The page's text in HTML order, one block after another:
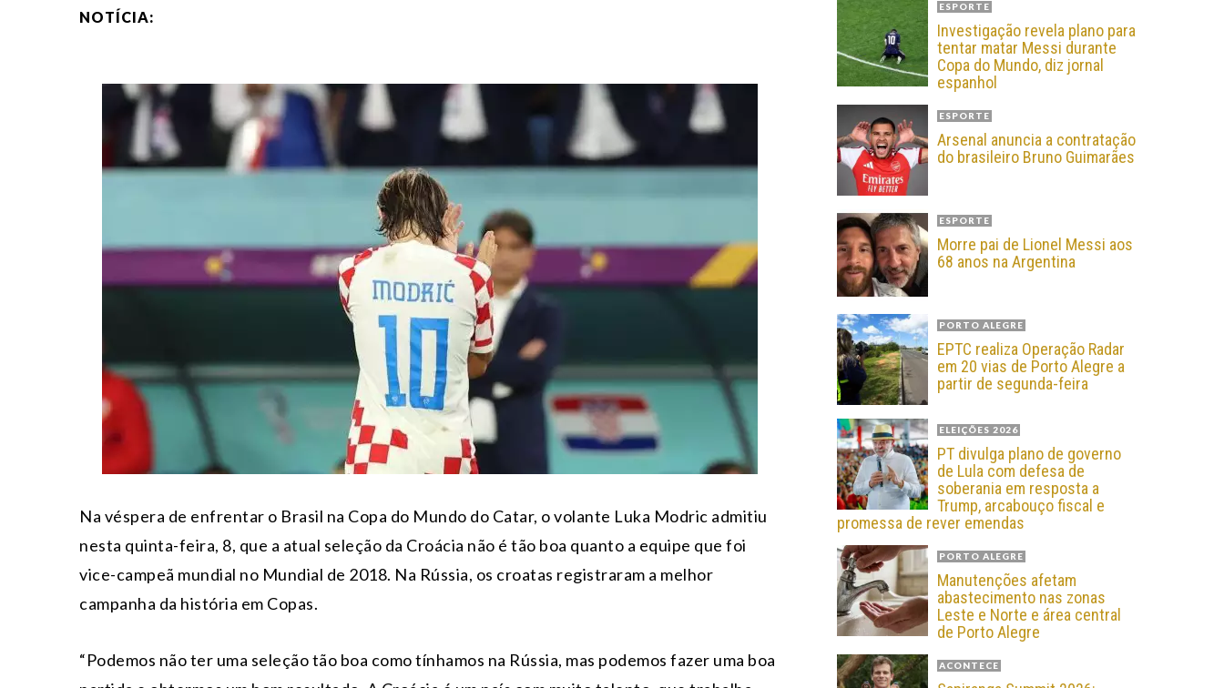
NOTÍCIA:
Na véspera de enfrentar o Brasil na Copa do Mundo do Catar, o volante Luka Modric admitiu
nesta quinta-feira, 8, que a atual seleção da Croácia não é tão boa quanto a equipe que foi
vice-campeã mundial no Mundial de 2018. Na Rússia, os croatas registraram a melhor
campanha da história em Copas.
“Podemos não ter uma seleção tão boa como tínhamos na Rússia, mas podemos fazer uma boa
ESPORTE
Investigação revela plano para
tentar matar Messi durante
Copa do Mundo, diz jornal
espanhol
ESPORTE
Arsenal anuncia a contratação
do brasileiro Bruno Guimarães
ESPORTE
Morre pai de Lionel Messi aos
68 anos na Argentina
PORTO ALEGRE
EPTC realiza Operação Radar
em 20 vias de Porto Alegre a
partir de segunda-feira
ELEIÇÕES 2026
PT divulga plano de governo
de Lula com defesa de
soberania em resposta a
Trump, arcabouço fiscal e
promessa de rever emendas
PORTO ALEGRE
Manutenções afetam
abastecimento nas zonas
Leste e Norte e área central
de Porto Alegre
ACONTECE